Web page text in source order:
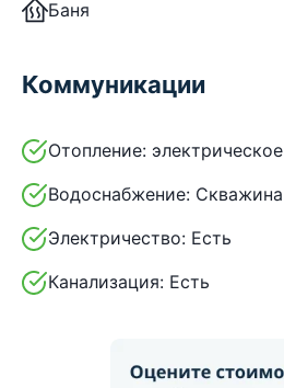
Баня
Коммуникации
Отопление: электрическое
Водоснабжение: Скважина
Электричество: Есть
Канализация: Есть